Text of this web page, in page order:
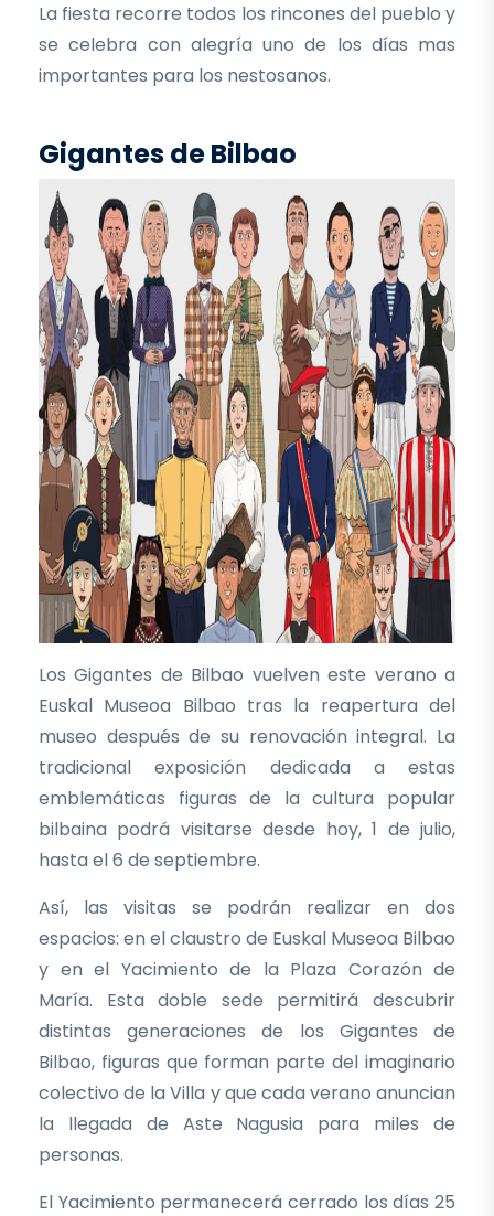
La fiesta recorre todos los rincones del pueblo y
se celebra con alegría uno de los días mas
importantes para los nestosanos.
Gigantes de Bilbao
Los Gigantes de Bilbao vuelven este verano a
Euskal Museoa Bilbao tras la reapertura del
museo después de su renovación integral. La
tradicional exposición dedicada a estas
emblemáticas figuras de la cultura popular
bilbaina podrá visitarse desde hoy, 1 de julio,
hasta el 6 de septiembre.
Así, las visitas se podrán realizar en dos
espacios: en el claustro de Euskal Museoa Bilbao
y en el Yacimiento de la Plaza Corazón de
María. Esta doble sede permitirá descubrir
distintas generaciones de los Gigantes de
Bilbao, figuras que forman parte del imaginario
colectivo de la Villa y que cada verano anuncian
la llegada de Aste Nagusia para miles de
personas.
El Yacimiento permanecerá cerrado los días 25